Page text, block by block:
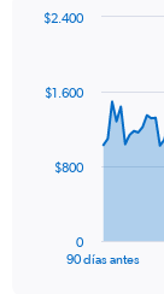
data
The
90 días antes
0
$800
$1.600
$2.400